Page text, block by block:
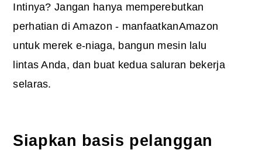
Intinya? Jangan hanya memperebutkan
perhatian di Amazon - manfaatkanAmazon
untuk merek e-niaga, bangun mesin lalu
lintas Anda, dan buat kedua saluran bekerja
selaras.
Siapkan basis pelanggan